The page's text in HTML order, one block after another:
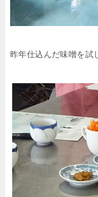
昨年仕込んだ味噌を試